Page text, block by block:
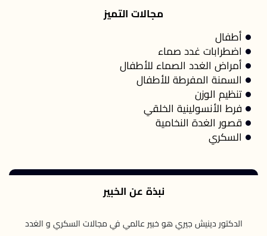
مجالات التميز
أطفال
اضطرابات غدد صماء
أمراض الغدد الصماء للأطفال
السمنة المفرطة للأطفال
تنظيم الوزن
فرط الأنسولينية الخلقي
قصور الغدة النخامية
السكري
نبذة عن الخبير
الدكتور دينيش جيري هو خبير عالمي في مجالات السكري و الغدد